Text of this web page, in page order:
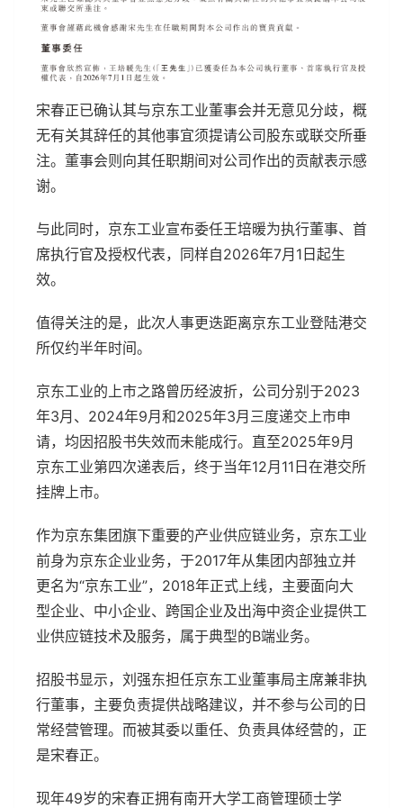
宋春正已确认其与京东工业董事会并无意见分歧，概
无有关其辞任的其他事宜须提请公司股东或联交所垂
注。董事会则向其任职期间对公司作出的贡献表示感
谢。
与此同时，京东工业宣布委任王培暖为执行董事、首
席执行官及授权代表，同样自2026年7月1日起生
效。
值得关注的是，此次人事更迭距离京东工业登陆港交
所仅约半年时间。
京东工业的上市之路曾历经波折，公司分别于2023
年3月、2024年9月和2025年3月三度递交上市申
请，均因招股书失效而未能成行。直至2025年9月
京东工业第四次递表后，终于当年12月11日在港交所
挂牌上市。
作为京东集团旗下重要的产业供应链业务，京东工业
前身为京东企业业务，于2017年从集团内部独立并
更名为“京东工业”，2018年正式上线，主要面向大
型企业、中小企业、跨国企业及出海中资企业提供工
业供应链技术及服务，属于典型的B端业务。
招股书显示，刘强东担任京东工业董事局主席兼非执
行董事，主要负责提供战略建议，并不参与公司的日
常经营管理。而被其委以重任、负责具体经营的，正
是宋春正。
现年49岁的宋春正拥有南开大学工商管理硕士学